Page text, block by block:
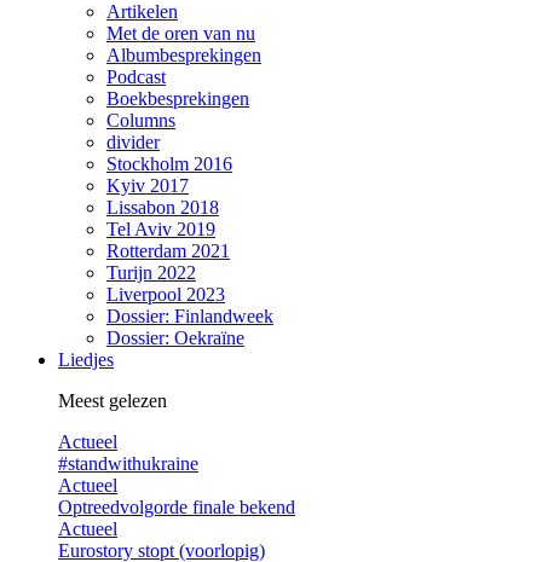
Artikelen
Met de oren van nu
Albumbesprekingen
Podcast
Boekbesprekingen
Columns
divider
Stockholm 2016
Kyiv 2017
Lissabon 2018
Tel Aviv 2019
Rotterdam 2021
Turijn 2022
Liverpool 2023
Dossier: Finlandweek
Dossier: Oekraïne
Liedjes
Meest gelezen
Actueel
#standwithukraine
Actueel
Optreedvolgorde finale bekend
Actueel
Eurostory stopt (voorlopig)